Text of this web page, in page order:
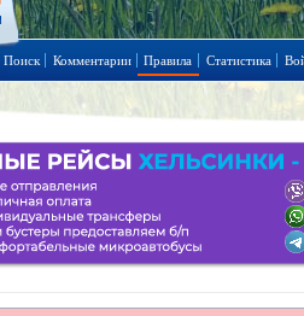
Поиск Комментарии Правила Статистика